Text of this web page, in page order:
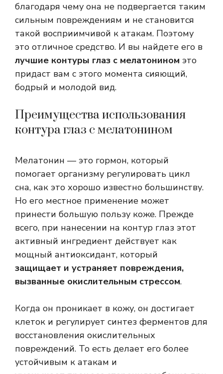
благодаря чему она не подвергается таким
сильным повреждениям и не становится
такой восприимчивой к атакам. Поэтому
это отличное средство. И вы найдете его в
лучшие контуры глаз с мелатонином это
придаст вам с этого момента сияющий,
бодрый и молодой вид.
Преимущества использования
контура глаз с мелатонином
Мелатонин — это гормон, который
помогает организму регулировать цикл
сна, как это хорошо известно большинству.
Но его местное применение может
принести большую пользу коже. Прежде
всего, при нанесении на контур глаз этот
активный ингредиент действует как
мощный антиоксидант, который
защищает и устраняет повреждения,
вызванные окислительным стрессом.
Когда он проникает в кожу, он достигает
клеток и регулирует синтез ферментов для
восстановления окислительных
повреждений. То есть делает его более
устойчивым к атакам и